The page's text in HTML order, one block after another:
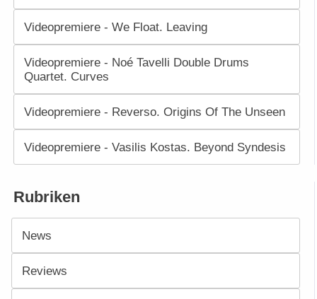
Videopremiere - We Float. Leaving
Videopremiere - Noé Tavelli Double Drums
Quartet. Curves
Videopremiere - Reverso. Origins Of The Unseen
Videopremiere - Vasilis Kostas. Beyond Syndesis
Rubriken
News
Reviews